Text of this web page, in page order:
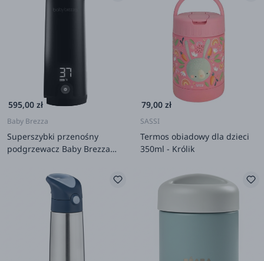
595,00 zł
Baby Brezza
Superszybki przenośny
podgrzewacz Baby Brezza
79,00 zł
SASSI
Termos obiadowy dla dzieci
350ml - Królik